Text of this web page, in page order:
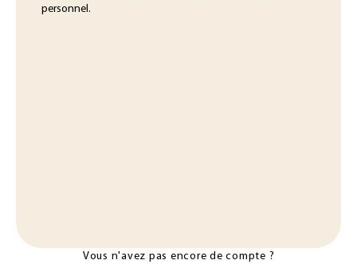
personnel.
Vous n'avez pas encore de compte ?